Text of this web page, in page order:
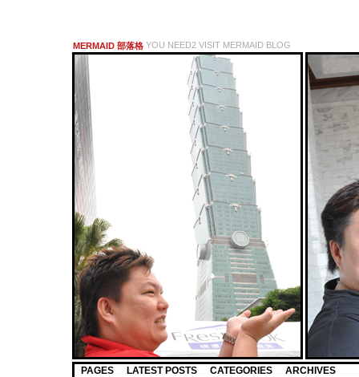
MERMAID 部落格 YOU NEED2 VISIT MERMAID BLOG
PAGES LATEST POSTS CATEGORIES ARCHIVES